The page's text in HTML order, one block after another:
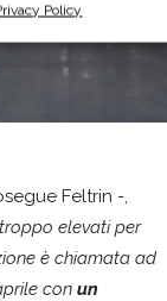
Policy
Feltrin -,
elevati per
è chiamata ad
con un